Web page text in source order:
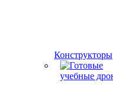
Конструкторы